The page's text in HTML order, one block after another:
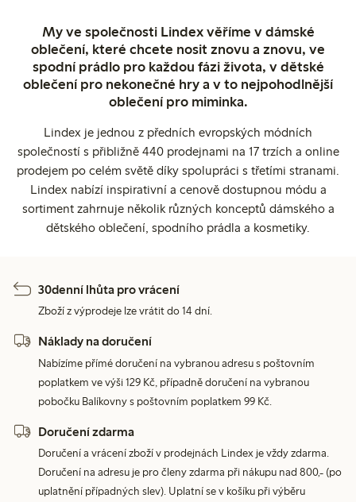
My ve společnosti Lindex věříme v dámské
oblečení, které chcete nosit znovu a znovu, ve
spodní prádlo pro každou fázi života, v dětské
oblečení pro nekonečné hry a v to nejpohodlnější
oblečení pro miminka.
Lindex je jednou z předních evropských módních
společností s přibližně 440 prodejnami na 17 trzích a online
prodejem po celém světě díky spolupráci s třetími stranami.
Lindex nabízí inspirativní a cenově dostupnou módu a
sortiment zahrnuje několik různých konceptů dámského a
dětského oblečení, spodního prádla a kosmetiky.
30denní lhůta pro vrácení
Zboží z výprodeje lze vrátit do 14 dní.
Náklady na doručení
Nabízíme přímé doručení na vybranou adresu s poštovním
poplatkem ve výši 129 Kč, případně doručení na vybranou
pobočku Balíkovny s poštovním poplatkem 99 Kč.
Doručení zdarma
Doručení a vrácení zboží v prodejnách Lindex je vždy zdarma.
Doručení na adresu je pro členy zdarma při nákupu nad 800,- (po
uplatnění případných slev). Uplatní se v košíku při výběru